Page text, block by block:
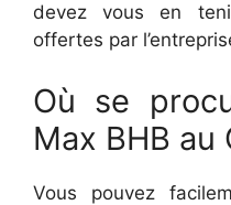
devez vous en
offertes par
Où se
Max BHB au
Vous pouvez